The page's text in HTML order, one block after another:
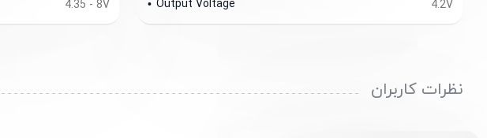
4.2V
Output Voltage
4.35 - 8V
نظرات کاربران